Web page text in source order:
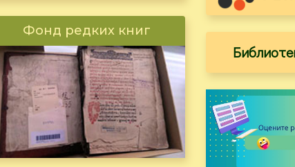
Фонд редких книг